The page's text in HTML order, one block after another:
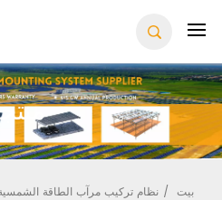
بيت / نظام تركيب مرآب الطاقة